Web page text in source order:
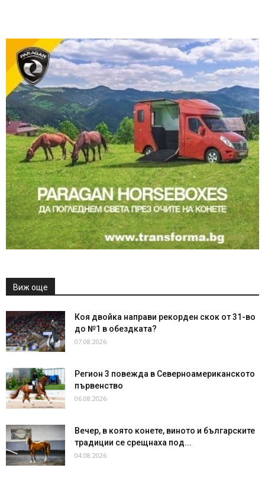
Виж още
Коя двойка направи рекорден скок от 31-во
до №1 в обездката?
07.08.2026
Регион 3 повежда в Северноамериканското
първенство
06.08.2026
Вечер, в която конете, виното и българските
традиции се срещнаха под...
04.08.2026